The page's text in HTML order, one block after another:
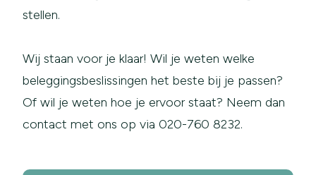
stellen.
Wij staan voor je klaar! Wil je weten welke
beleggingsbeslissingen het beste bij je passen?
Of wil je weten hoe je ervoor staat? Neem dan
contact met ons op via 020-760 8232.